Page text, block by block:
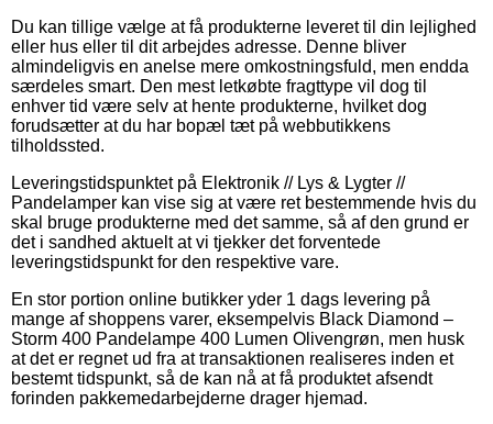
Du kan tillige vælge at få produkterne leveret til din lejlighed
eller hus eller til dit arbejdes adresse. Denne bliver
almindeligvis en anelse mere omkostningsfuld, men endda
særdeles smart. Den mest letkøbte fragttype vil dog til
enhver tid være selv at hente produkterne, hvilket dog
forudsætter at du har bopæl tæt på webbutikkens
tilholdssted.
Leveringstidspunktet på Elektronik // Lys & Lygter //
Pandelamper kan vise sig at være ret bestemmende hvis du
skal bruge produkterne med det samme, så af den grund er
det i sandhed aktuelt at vi tjekker det forventede
leveringstidspunkt for den respektive vare.
En stor portion online butikker yder 1 dags levering på
mange af shoppens varer, eksempelvis Black Diamond –
Storm 400 Pandelampe 400 Lumen Olivengrøn, men husk
at det er regnet ud fra at transaktionen realiseres inden et
bestemt tidspunkt, så de kan nå at få produktet afsendt
forinden pakkemedarbejderne drager hjemad.